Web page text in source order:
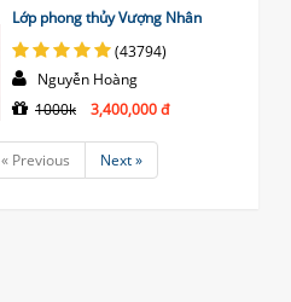
Lớp phong thủy Vượng Nhân
(43794)
Nguyễn Hoàng
1000k
3,400,000 đ
« Previous Next »